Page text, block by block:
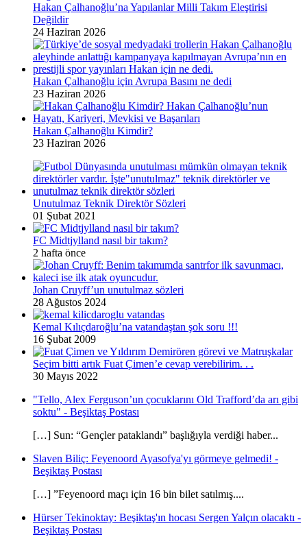
Hakan Çalhanoğlu’na Yapılanlar Milli Takım Eleştirisi
Değildir
24 Haziran 2026
Hakan Çalhanoğlu için Avrupa Basını ne dedi
23 Haziran 2026
Hakan Çalhanoğlu Kimdir?
23 Haziran 2026
Unutulmaz Teknik Direktör Sözleri
01 Şubat 2021
FC Midtjylland nasıl bir takım?
2 hafta önce
Johan Cruyff’un unutulmaz sözleri
28 Ağustos 2024
Kemal Kılıçdaroğlu’na vatandaştan şok soru !!!
16 Şubat 2009
Seçim bitti artık Fuat Çimen’e cevap verebilirim. . .
30 Mayıs 2022
"Tello, Alex Ferguson’un çocuklarını Old Trafford’da arı gibi
soktu" - Beşiktaş Postası
[…] Sun: “Gençler pataklandı” başlığıyla verdiği haber...
Slaven Biliç: Feyenoord Ayasofya'yı görmeye gelmedi! -
Beşiktaş Postası
[…] ”Feyenoord maçı için 16 bin bilet satılmış....
Hürser Tekinoktay: Beşiktaş'ın hocası Sergen Yalçın olacaktı -
Beşiktaş Postası